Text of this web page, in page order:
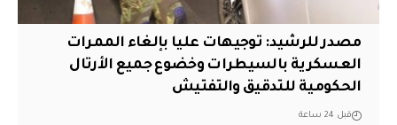
مصدر للرشيد: توجيهات عليا بإلغاء الممرات
العسكرية بالسيطرات وخضوع جميع الأرتال
الحكومية للتدقيق والتفتيش
قبل 24 ساعة